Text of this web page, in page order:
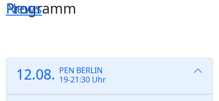
Skip
toProgramm
12.08. PEN BERLIN
19-21:30 Uhr
News